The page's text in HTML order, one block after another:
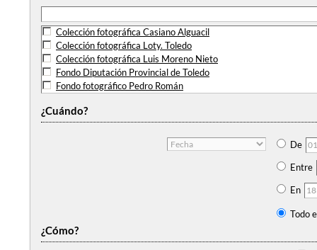
Colección fotográfica Casiano Alguacil
Colección fotográfica Loty. Toledo
Colección fotográfica Luis Moreno Nieto
Fondo Diputación Provincial de Toledo
Fondo fotográfico Pedro Román
¿Cuándo?
De
Entre
En
Todo
¿Cómo?